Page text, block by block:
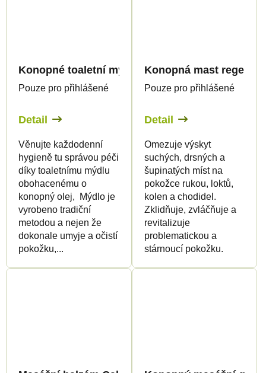
Konopné toaletní mýdlo, 100 g - Palacio
Pouze pro přihlášené
Detail
Věnujte každodenní
hygieně tu správou péči
díky toaletnímu mýdlu
obohacenému o
konopný olej, Mýdlo je
vyrobeno tradiční
metodou a nejen že
dokonale umyje a očistí
pokožku,...
Konopná mast
Pouze pro přihlášené
Detail
Omezuje výskyt
suchých, drsných a
šupinatých míst na
pokožce rukou, loktů,
kolen a chodidel.
Zklidňuje, zvláčňuje a
revitalizuje
problematickou a
stárnoucí pokožku.